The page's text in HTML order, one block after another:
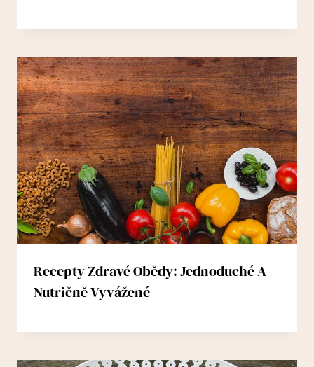
Recepty Zdravé Obědy: Jednoduché A
Nutričně Vyvážené